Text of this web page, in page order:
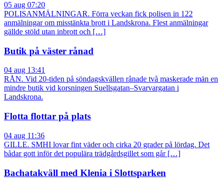
05 aug 07:20
POLISANMÄLNINGAR. Förra veckan fick polisen in 122
anmälningar om misstänkta brott i Landskrona. Flest anmälningar
gällde stöld utan inbrott och […]
Butik på väster rånad
04 aug 13:41
RÅN. Vid 20-tiden på söndagskvällen rånade två maskerade män en
mindre butik vid korsningen Suellsgatan–Svarvargatan i
Landskrona.
Flotta flottar på plats
04 aug 11:36
GILLE. SMHI lovar fint väder och cirka 20 grader på lördag. Det
bådar gott inför det populära trädgårdsgillet som går […]
Bachatakväll med Klenia i Slottsparken